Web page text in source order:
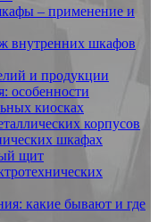
– применение и
внутренних шкафов
и продукции
особенности
киосках
корпусов
шкафах
щит
какие бывают и где